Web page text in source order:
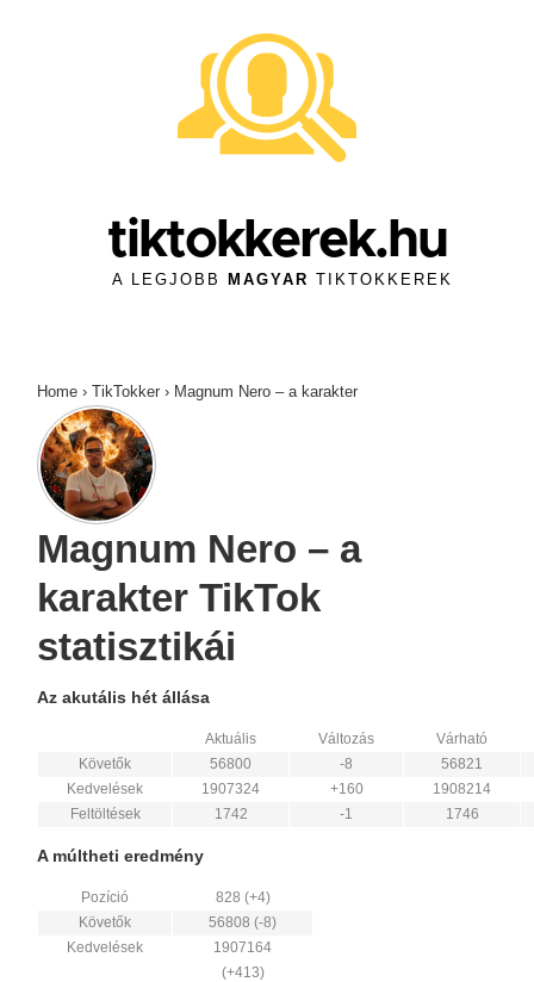
tiktokkerek.hu
A LEGJOBB MAGYAR TIKTOKKEREK
Home › TikTokker › Magnum Nero – a karakter
Magnum Nero – a
karakter TikTok
statisztikái
Az akutális hét állása
Aktuális Változás
Várható
Követők
56800 -8
56821
Kedvelések
1907324 +160
1908214
Feltöltések
1742 -1 1746
A múltheti eredmény
Pozíció
828 (+4)
Követők
56808 (-8)
Kedvelések
1907164
(+413)